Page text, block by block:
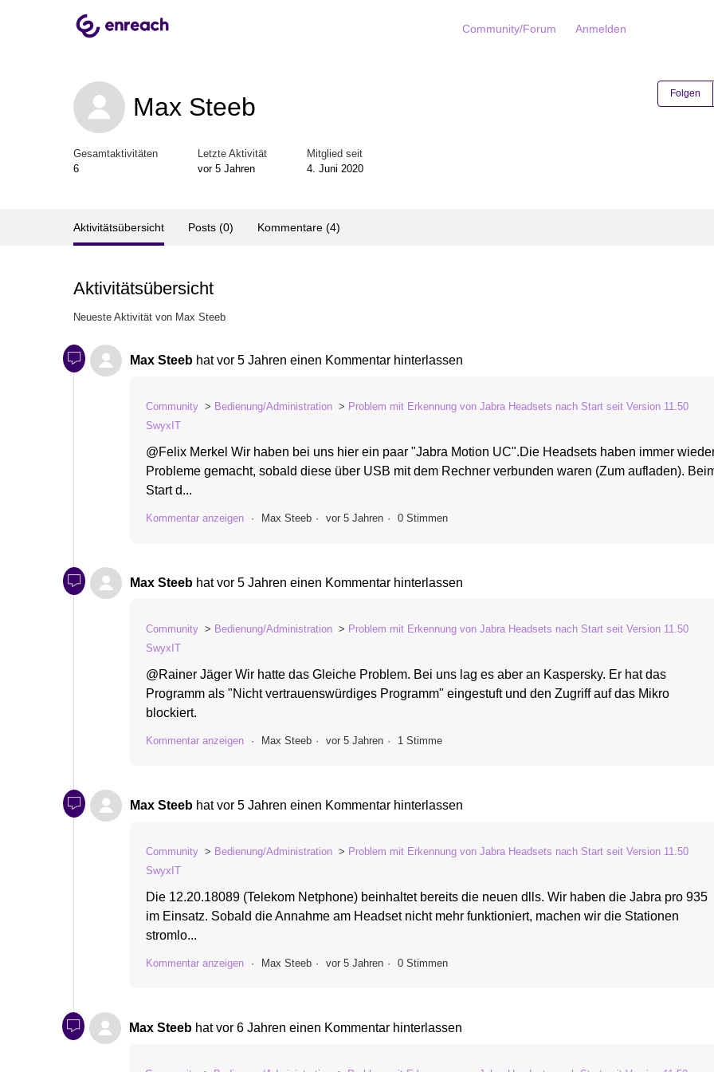
Community/Forum Anmelden
Max Steeb Folgen
Gesamtaktivitäten
6
Letzte Aktivität
vor 5 Jahren
Mitglied seit
4. Juni 2020
Aktivitätsübersicht Posts (0) Kommentare (4)
Aktivitätsübersicht
Neueste Aktivität von Max Steeb
Max Steeb hatvor 5 Jahren einen Kommentar hinterlassen
Community Bedienung/Administration
Problem mit Erkennung von Jabra Headsets nach Start seit Version 11.50
SwyxIT
@Felix Merkel Wir haben bei uns hier ein paar "Jabra Motion UC".Die Headsets haben immer
Probleme gemacht, sobald diese über USB mit dem Rechner verbunden waren (Zum aufladen).
Start d...
Kommentar anzeigen Max Steeb vor 5 Jahren 0 Stimmen
Max Steeb hatvor 5 Jahren einen Kommentar hinterlassen
Community Bedienung/Administration
Problem mit Erkennung von Jabra Headsets nach Start seit Version 11.50
SwyxIT
@Rainer Jäger Wir hatte das Gleiche Problem. Bei uns lag es aber an Kaspersky. Er hat das
Programm als "Nicht vertrauenswürdiges Programm" eingestuft und den Zugriff auf das Mikro
blockiert.
Kommentar anzeigen Max Steeb vor 5 Jahren 1 Stimme
Max Steeb hatvor 5 Jahren einen Kommentar hinterlassen
Community Bedienung/Administration
Problem mit Erkennung von Jabra Headsets nach Start seit Version 11.50
SwyxIT
Die 12.20.18089 (Telekom Netphone) beinhaltet bereits die neuen dlls. Wir haben die Jabra pro 935
im Einsatz. Sobald die Annahme am Headset nicht mehr funktioniert, machen wir die Stationen
stromlo...
Kommentar anzeigen Max Steeb vor 5 Jahren 0 Stimmen
Max Steeb hatvor 6 Jahren einen Kommentar hinterlassen